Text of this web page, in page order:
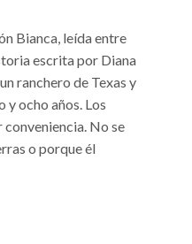
Bianca, leída entre
escrita por Diana
ranchero de Texas y
y ocho años. Los
No se
o porque él